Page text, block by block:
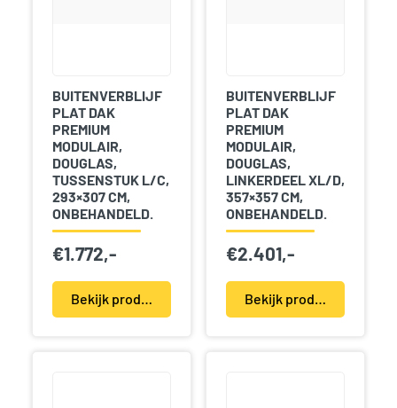
BUITENVERBLIJF
PLAT DAK
PREMIUM
MODULAIR,
DOUGLAS,
TUSSENSTUK L/C,
293×307 CM,
ONBEHANDELD.
€1.772,-
Bekijk product(en)
BUITENVERBLIJF
PLAT DAK
PREMIUM
MODULAIR,
DOUGLAS,
LINKERDEEL XL/D,
357×357 CM,
ONBEHANDELD.
€2.401,-
Bekijk product(en)